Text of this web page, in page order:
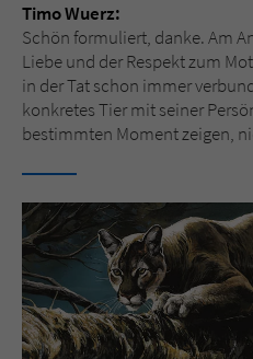
Timo Wuerz:
Schön formuliert, danke. Am
Liebe und der Respekt zum
in der Tat schon immer
konkretes Tier mit seiner
bestimmten Moment zeigen,